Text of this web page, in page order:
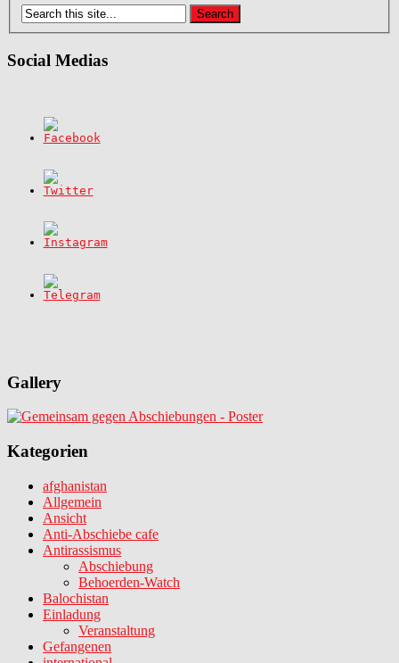
Social Medias
Gallery
Kategorien
afghanistan
Allgemein
Ansicht
Anti-Abschiebe cafe
Antirassismus
Abschiebung
Behoerden-Watch
Balochistan
Einladung
Veranstaltung
Gefangenen